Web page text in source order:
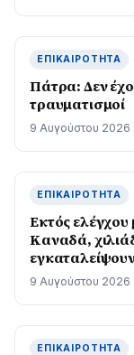
ΕΠΙΚΑΙΡΌΤΗΤΑ
Πάτρα: Δεν
τραυματισμοί
9 Αυγούστου 2026
ΕΠΙΚΑΙΡΌΤΗΤΑ
Εκτός
Καναδά,
εγκαταλείψουν
9 Αυγούστου 2026
ΕΠΙΚΑΙΡΌΤΗΤΑ